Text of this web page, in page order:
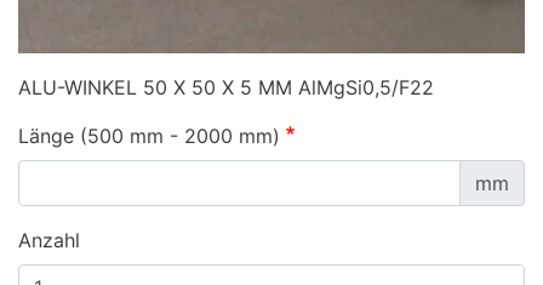
ALU-WINKEL 50 X 50 X 5 MM AlMgSi0,5/F22
Länge (500 mm - 2000 mm)
mm
Anzahl